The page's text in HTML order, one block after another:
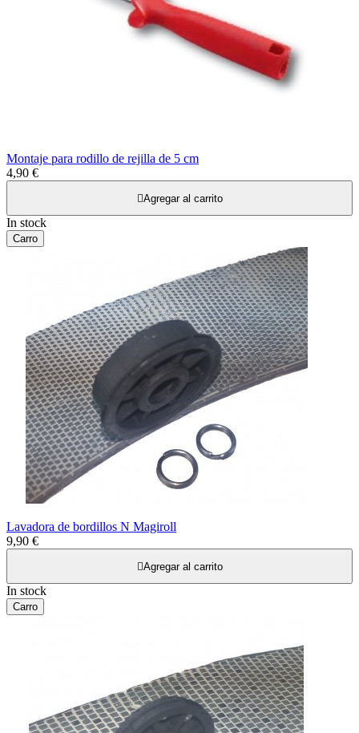
Montaje para rodillo de rejilla de 5 cm
4,90 €
Agregar al carrito
In stock
Carro
Lavadora de bordillos N Magiroll
9,90 €
Agregar al carrito
In stock
Carro